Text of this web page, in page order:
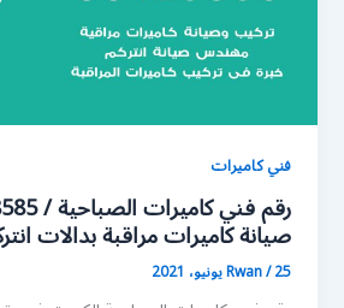
فني كاميرات
صيانة كاميرات مراقبة بدالات
Rwan/25 يونيو، 2021